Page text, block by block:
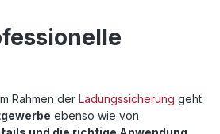
Rahmen der Ladungssicherung geht.
ebenso wie von